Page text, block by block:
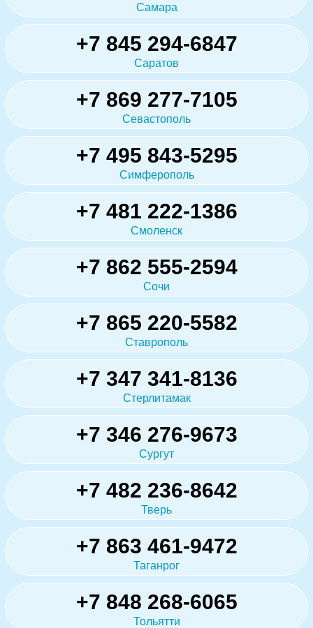
Самара
+7 845 294-6847
Саратов
+7 869 277-7105
Севастополь
+7 495 843-5295
Симферополь
+7 481 222-1386
Смоленск
+7 862 555-2594
Сочи
+7 865 220-5582
Ставрополь
+7 347 341-8136
Стерлитамак
+7 346 276-9673
Сургут
+7 482 236-8642
Тверь
+7 863 461-9472
Таганрог
+7 848 268-6065
Тольятти